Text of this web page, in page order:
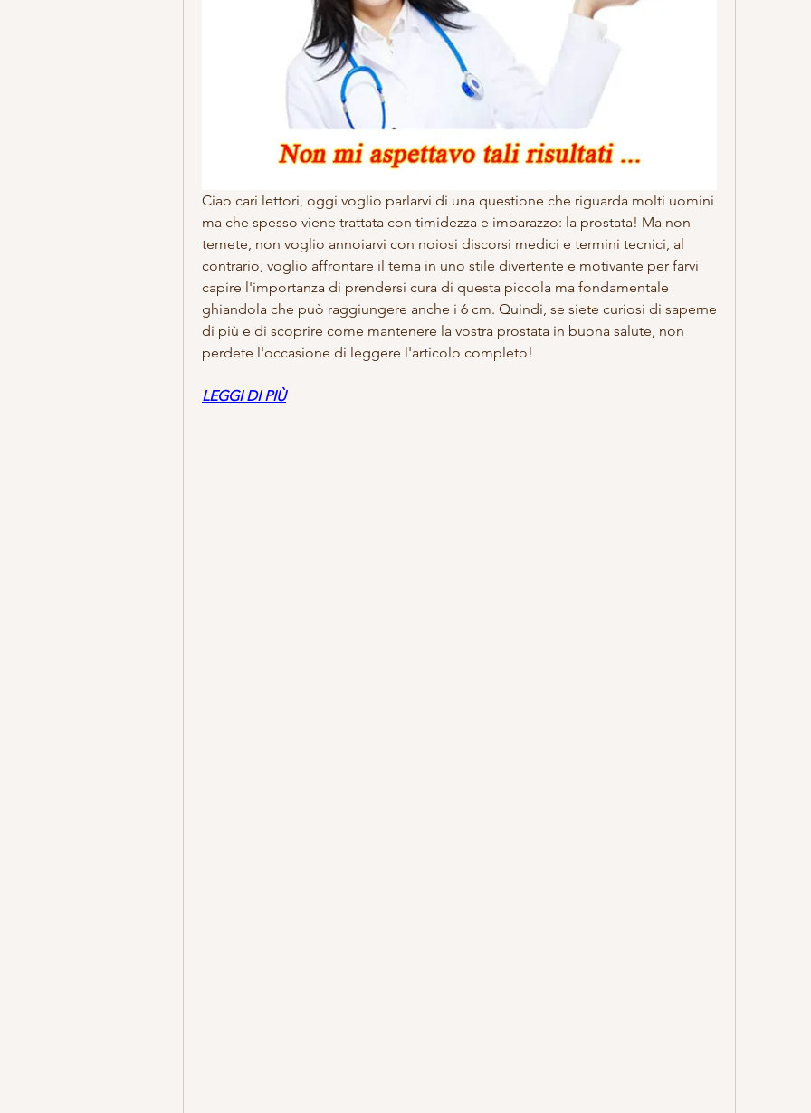
Ciao cari lettori, oggi voglio parlarvi di una questione che riguarda molti uomini
ma che spesso viene trattata con timidezza e imbarazzo: la prostata! Ma non
temete, non voglio annoiarvi con noiosi discorsi medici e termini tecnici, al
contrario, voglio affrontare il tema in uno stile divertente e motivante per farvi
capire l'importanza di prendersi cura di questa piccola ma fondamentale
ghiandola che può raggiungere anche i 6 cm. Quindi, se siete curiosi di saperne
di più e di scoprire come mantenere la vostra prostata in buona salute, non
perdete l'occasione di leggere l'articolo completo!
LEGGI DI PIÙ